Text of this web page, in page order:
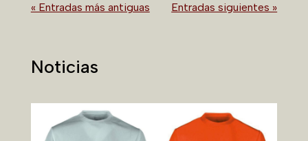
« Entradas más antiguas Entradas siguientes »
Noticias